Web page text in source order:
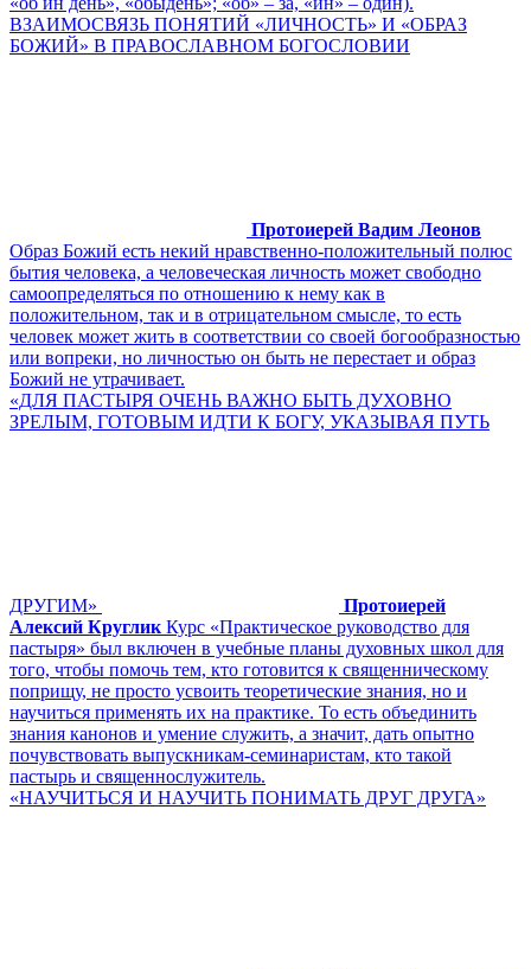
ВЗАИМОСВЯЗЬ ПОНЯТИЙ «ЛИЧНОСТЬ» И «ОБРАЗ
БОЖИЙ» В ПРАВОСЛАВНОМ БОГОСЛОВИИ
Протоиерей Вадим Леонов
Образ Божий есть некий нравственно-положительный полюс
бытия человека, а человеческая личность может свободно
самоопределяться по отношению к нему как в
положительном, так и в отрицательном смысле, то есть
человек может жить в соответствии со своей богообразностью
или вопреки, но личностью он быть не перестает и образ
Божий не утрачивает.
«ДЛЯ ПАСТЫРЯ ОЧЕНЬ ВАЖНО БЫТЬ ДУХОВНО
ЗРЕЛЫМ, ГОТОВЫМ ИДТИ К БОГУ, УКАЗЫВАЯ ПУТЬ
ДРУГИМ»
Протоиерей
Алексий Круглик Курс «Практическое руководство для
пастыря» был включен в учебные планы духовных школ для
того, чтобы помочь тем, кто готовится к священническому
поприщу, не просто усвоить теоретические знания, но и
научиться применять их на практике. То есть объединить
знания канонов и умение служить, а значит, дать опытно
почувствовать выпускникам-семинаристам, кто такой
пастырь и священнослужитель.
«НАУЧИТЬСЯ И НАУЧИТЬ ПОНИМАТЬ ДРУГ ДРУГА»